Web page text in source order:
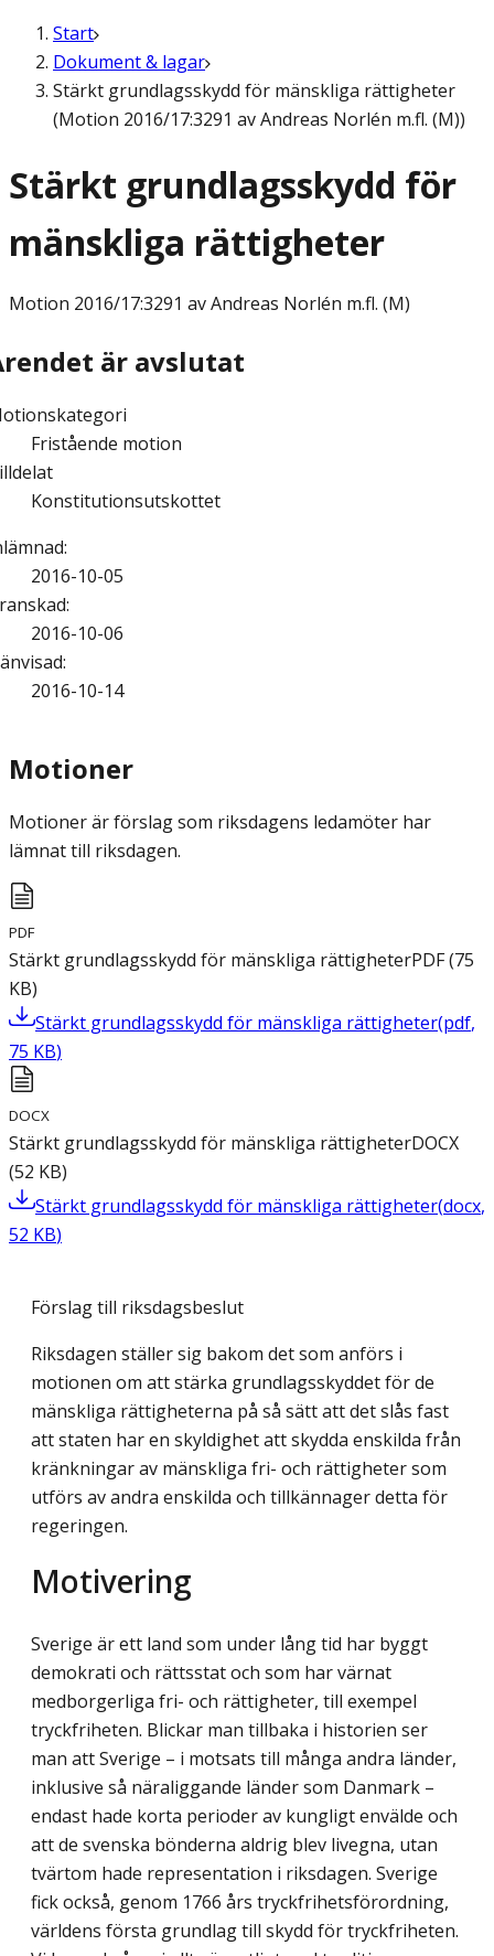
Start
Dokument & lagar
Stärkt grundlagsskydd för mänskliga rättigheter
(Motion 2016/17:3291 av Andreas Norlén m.fl. (M))
Stärkt grundlagsskydd för
mänskliga rättigheter
Motion 2016/17:3291 av Andreas Norlén m.fl. (M)
är avslutat
Fristående motion
Konstitutionsutskottet
:
2016-10-05
:
2016-10-06
:
2016-10-14
Motioner
Motioner är förslag som riksdagens ledamöter har
lämnat till riksdagen.
PDF
Stärkt grundlagsskydd för mänskliga rättigheterPDF(75
KB)
Stärkt grundlagsskydd för mänskliga rättigheter(pdf,
75 KB)
DOCX
Stärkt grundlagsskydd för mänskliga rättigheterDOCX
(52 KB)
Stärkt grundlagsskydd för mänskliga rättigheter(docx,
52 KB)
Förslag till riksdagsbeslut
Riksdagen ställer sig bakom det som anförs i
motionen om att stärka grundlagsskyddet för de
mänskliga rättigheterna på så sätt att det slås fast
att staten har en skyldighet att skydda enskilda från
kränkningar av mänskliga fri- och rättigheter som
utförs av andra enskilda och tillkännager detta för
regeringen.
Motivering
Sverige är ett land som under lång tid har byggt
demokrati och rättsstat och som har värnat
medborgerliga fri- och rättigheter, till exempel
tryckfriheten. Blickar man tillbaka i historien ser
man att Sverige – i motsats till många andra länder,
inklusive så näraliggande länder som Danmark –
endast hade korta perioder av kungligt envälde och
att de svenska bönderna aldrig blev livegna, utan
tvärtom hade representation i riksdagen. Sverige
fick också, genom 1766 års tryckfrihetsförordning,
världens första grundlag till skydd för tryckfriheten.